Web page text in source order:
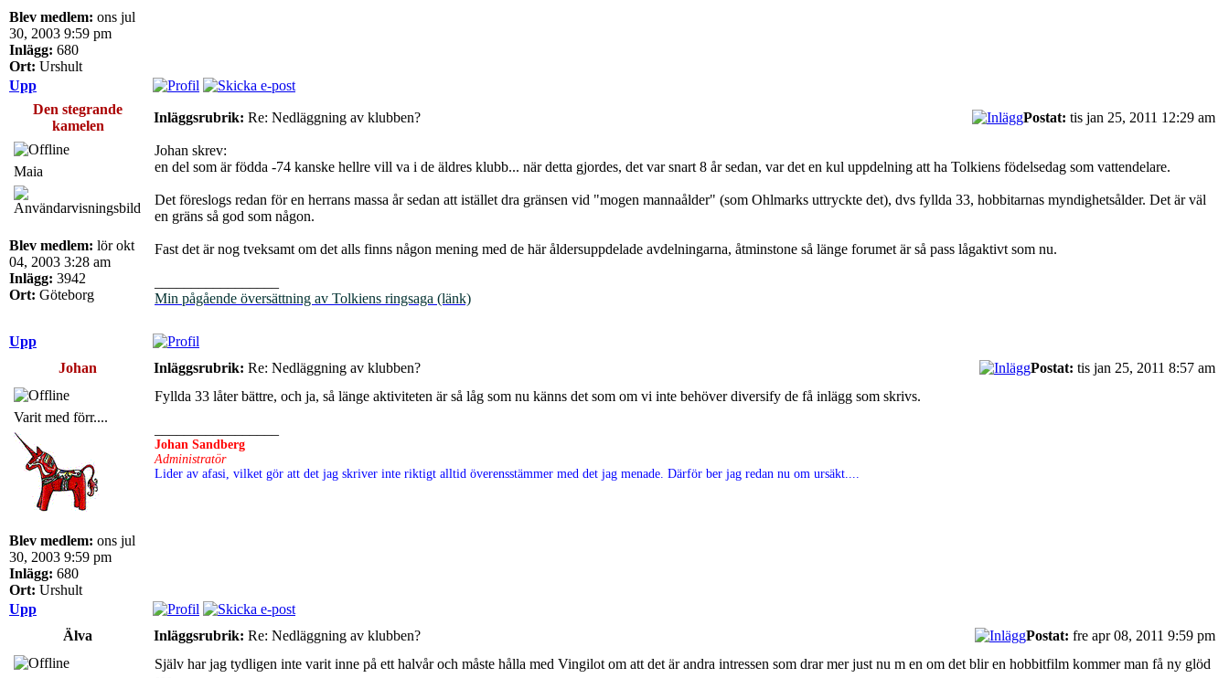
Blev medlem: ons jul
30, 2003 9:59 pm
Inlägg: 680
Ort: Urshult
Upp
Den stegrande
kamelen
Inläggsrubrik: Re: Nedläggning av klubben? Postat: tis jan 25, 2011 12:29 am
Maia
Blev medlem: lör okt
04, 2003 3:28 am
Inlägg: 3942
Ort: Göteborg
Johan skrev:
en del som är födda -74 kanske hellre vill va i de äldres klubb... när detta gjordes, det var snart 8 år sedan, var det en kul uppdelning att ha Tolkiens födelsedag som vattendelare.
Det föreslogs redan för en herrans massa år sedan att istället dra gränsen vid "mogen mannaålder" (som Ohlmarks uttryckte det), dvs fyllda 33, hobbitarnas myndighetsålder. Det är väl
en gräns så god som någon.
Fast det är nog tveksamt om det alls finns någon mening med de här åldersuppdelade avdelningarna, åtminstone så länge forumet är så pass lågaktivt som nu.
Min pågående översättning av Tolkiens ringsaga (länk)
Upp
Johan
Inläggsrubrik: Re: Nedläggning av klubben? Postat: tis jan 25, 2011 8:57 am
Varit med förr....
Blev medlem: ons jul
30, 2003 9:59 pm
Inlägg: 680
Ort: Urshult
Fyllda 33 låter bättre, och ja, så länge aktiviteten är så låg som nu känns det som om vi inte behöver diversify de få inlägg som skrivs.
Johan Sandberg
Administratör
Lider av afasi, vilket gör att det jag skriver inte riktigt alltid överensstämmer med det jag menade. Därför ber jag redan nu om ursäkt....
Upp
Älva
Inläggsrubrik: Re: Nedläggning av klubben? Postat: fre apr 08, 2011 9:59 pm
Själv har jag tydligen inte varit inne på ett halvår och måste hålla med Vingilot om att det är andra intressen som drar mer just nu m en om det blir en hobbitfilm kommer man få ny glöd